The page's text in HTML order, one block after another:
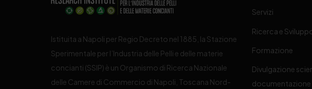
Istituita a Napoli per Regio Decreto nel 1885, la Stazione
Sperimentale per l’Industria delle Pelli e delle materie
concianti (SSIP) è un Organismo di Ricerca Nazionale
delle Camere di Commercio di Napoli, Toscana Nord-
Servizi
Ricerca e
Formazione
Divulgazione
documentazione